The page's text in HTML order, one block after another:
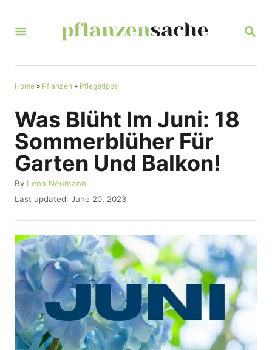
S
R
Home » Pflanzen » Pflegetipps
Was Blüht Im Juni: 18
Sommerblüher Für
Garten Und Balkon!
By A
u
h
o
r
Lena Neumann
P
s
t
e
d
o
Last updated: June 20, 2023